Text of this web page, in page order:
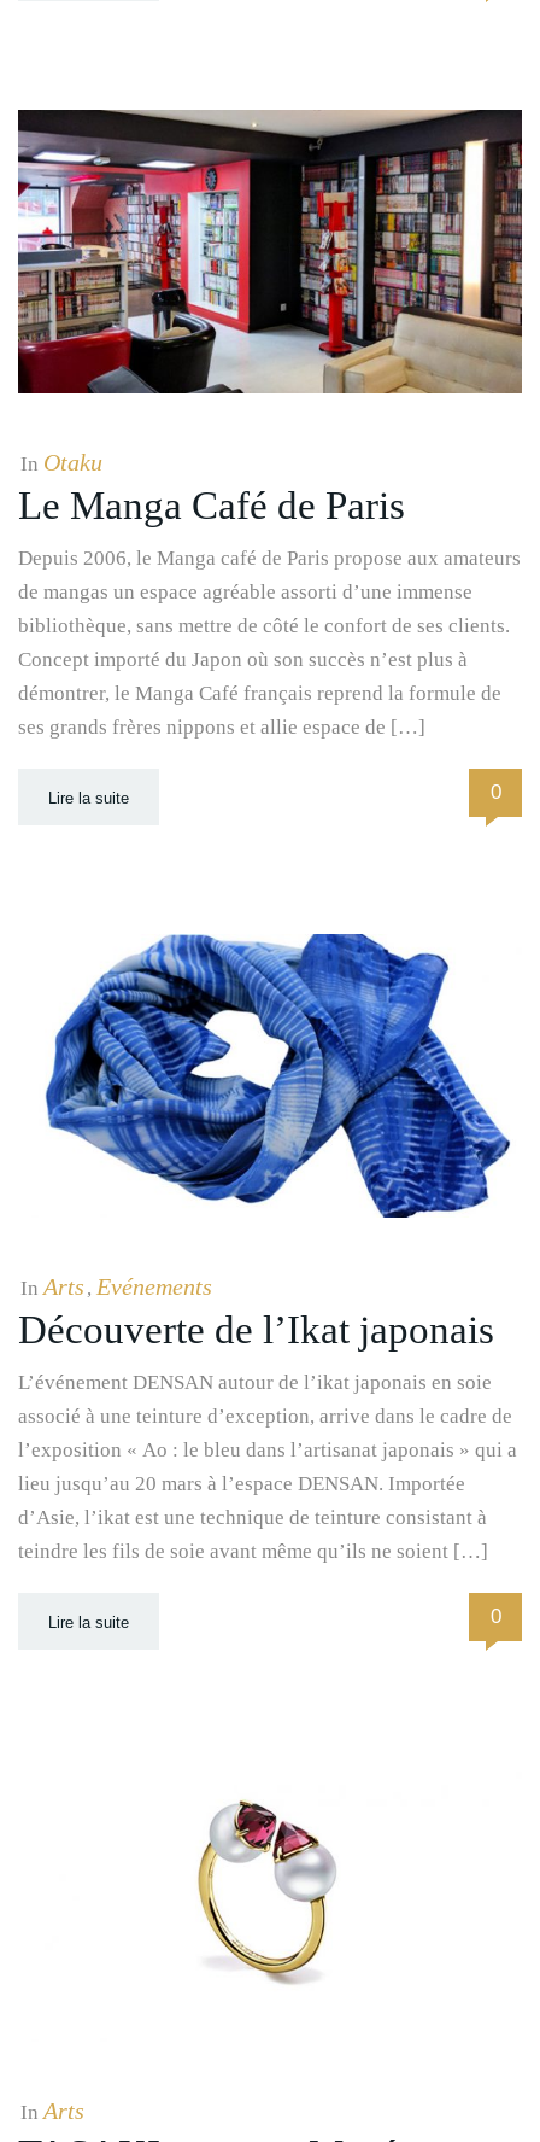
In Otaku
Le Manga Café de Paris
Depuis 2006, le Manga café de Paris propose aux amateurs
de mangas un espace agréable assorti d’une immense
bibliothèque, sans mettre de côté le confort de ses clients.
Concept importé du Japon où son succès n’est plus à
démontrer, le Manga Café français reprend la formule de
ses grands frères nippons et allie espace de […]
Lire la suite 0
InArts , Evénements
Découverte de l’Ikat japonais
L’événement DENSAN autour de l’ikat japonais en soie
associé à une teinture d’exception, arrive dans le cadre de
l’exposition « Ao : le bleu dans l’artisanat japonais » qui a
lieu jusqu’au 20 mars à l’espace DENSAN. Importée
d’Asie, l’ikat est une technique de teinture consistant à
teindre les fils de soie avant même qu’ils ne soient […]
Lire la suite 0
InArts